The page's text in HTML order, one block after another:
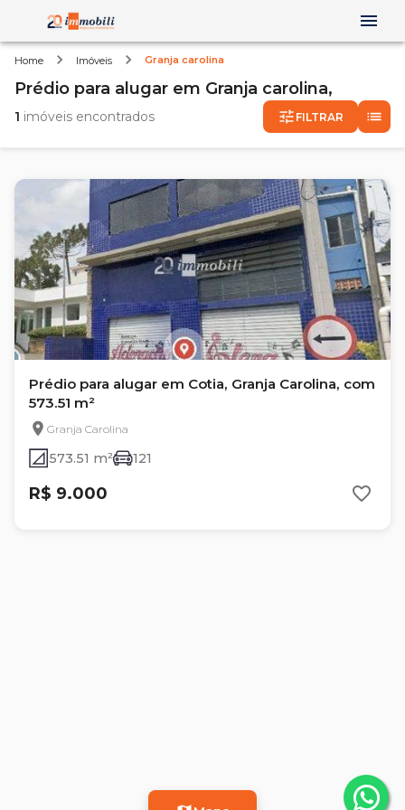
Home Imóveis Granja carolina
Prédio para alugar em Granja carolina,
1 imóveis encontrados FILTRAR
Prédio para alugar em Cotia, Granja Carolina, com
573.51 m²
Granja Carolina
573.51 m² 121
R$ 9.000